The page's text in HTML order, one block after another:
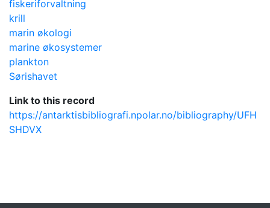
fiskeriforvaltning
krill
marin økologi
marine økosystemer
plankton
Sørishavet
Link to this record
https://antarktisbibliografi.npolar.no/bibliography/UFH
SHDVX